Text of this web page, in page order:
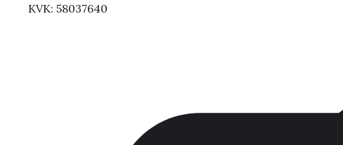
KVK: 58037640